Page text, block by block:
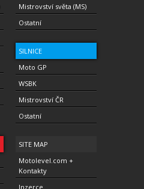
Mistrovství světa (MS)
Ostatní
SILNICE
Moto GP
WSBK
Mistrovství ČR
Ostatní
SITE MAP
Motolevel.com +
Kontakty
Inzerce